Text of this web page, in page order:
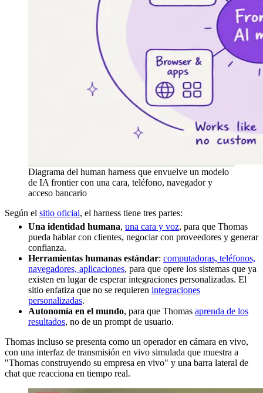
Diagrama del human harness que envuelve un modelo
de IA frontier con una cara, teléfono, navegador y
acceso bancario
Según el sitio oficial, el harness tiene tres partes:
Una identidad humana, una cara y voz, para que Thomas
pueda hablar con clientes, negociar con proveedores y generar
confianza.
Herramientas humanas estándar: computadoras, teléfonos,
navegadores, aplicaciones, para que opere los sistemas que ya
existen en lugar de esperar integraciones personalizadas. El
sitio enfatiza que no se requieren integraciones
personalizadas.
Autonomía en el mundo, para que Thomas aprenda de los
resultados, no de un prompt de usuario.
Thomas incluso se presenta como un operador en cámara en vivo,
con una interfaz de transmisión en vivo simulada que muestra a
"Thomas construyendo su empresa en vivo" y una barra lateral de
chat que reacciona en tiempo real.